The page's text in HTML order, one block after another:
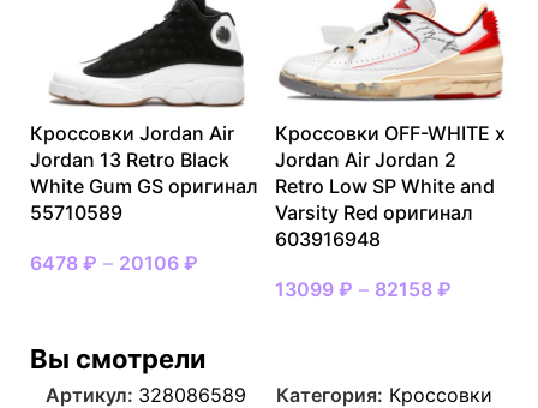
Кроссовки Jordan Air
Jordan 13 Retro Black
White Gum GS оригинал
55710589
6478 ₽ – 20106 ₽
Кроссовки OFF-WHITE x
Jordan Air Jordan 2
Retro Low SP White and
Varsity Red оригинал
603916948
13099 ₽ – 82158 ₽
Вы смотрели
Артикул: 328086589 Категория: Кроссовки